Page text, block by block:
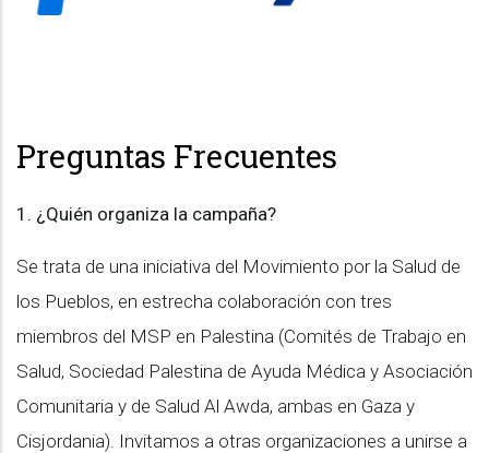
Preguntas Frecuentes
1.⁠ ⁠¿Quién organiza la campaña?
Se trata de una iniciativa del Movimiento por la Salud de
los Pueblos, en estrecha colaboración con tres
miembros del MSP en Palestina (Comités de Trabajo en
Salud, Sociedad Palestina de Ayuda Médica y Asociación
Comunitaria y de Salud Al Awda, ambas en Gaza y
Cisjordania). Invitamos a otras organizaciones a unirse a